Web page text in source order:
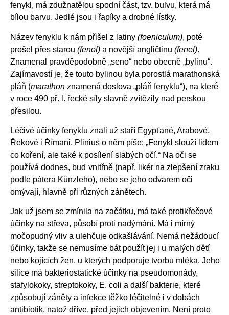
fenykl, má zdužnatělou spodní část, tzv. bulvu, která má
bílou barvu. Jedlé jsou i řapíky a drobné lístky.
Název fenyklu k nám přišel z latiny (foeniculum), poté
prošel přes starou (fenol) a novější angličtinu (fenel).
Znamenal pravděpodobně „seno“ nebo obecně „bylinu“.
Zajímavostí je, že touto bylinou byla porostlá marathonská
pláň (marathon znamená doslova „pláň fenyklu“), na které
v roce 490 př. l. řecké síly slavně zvítězily nad perskou
přesilou.
Léčivé účinky fenyklu znali už staří Egypťané, Arabové,
Řekové i Římani. Plinius o něm píše: „Fenykl slouží lidem
co koření, ale také k posílení slabých očí.“ Na oči se
používá dodnes, buď vnitřně (např. likér na zlepšení zraku
podle pátera Künzleho), nebo se jeho odvarem oči
omývají, hlavně při různých zánětech.
Jak už jsem se zmínila na začátku, má také protikřečové
účinky na střeva, působí proti nadýmání. Má i mírný
močopudný vliv a ulehčuje odkašlávání. Nemá nežádoucí
účinky, takže se nemusíme bát použít jej i u malých dětí
nebo kojících žen, u kterých podporuje tvorbu mléka. Jeho
silice má bakteriostatické účinky na pseudomonády,
stafylokoky, streptokoky, E. coli a další bakterie, které
způsobují záněty a infekce těžko léčitelné i v dobách
antibiotik, natož dříve, před jejich objevením. Není proto